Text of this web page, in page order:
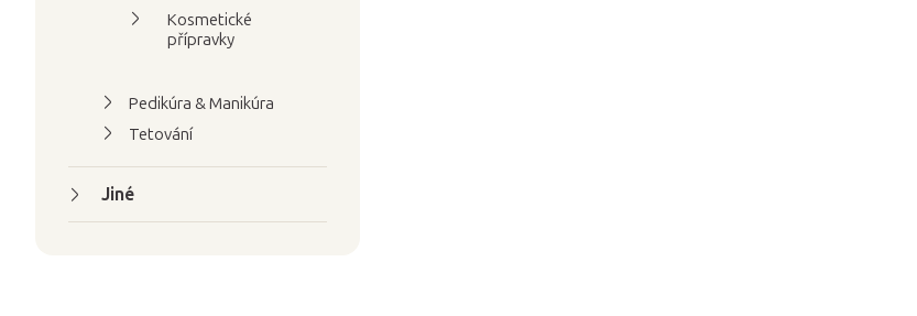
Kosmetické
přípravky
Pedikúra & Manikúra
Tetování
Jiné